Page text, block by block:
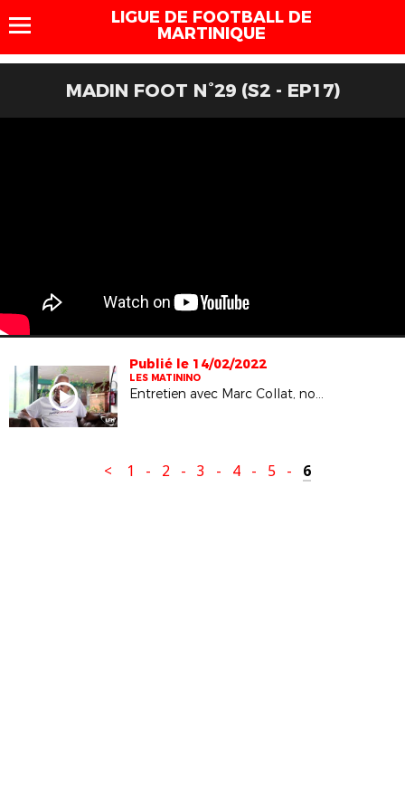
LIGUE DE FOOTBALL DE
MARTINIQUE
MADIN FOOT N°29 (S2 - EP17)
Publié le 14/02/2022
LES MATININO
Entretien avec Marc Collat, nouveau sélectionneur des Matinino
< 1 - 2 - 3 - 4 - 5 - 6